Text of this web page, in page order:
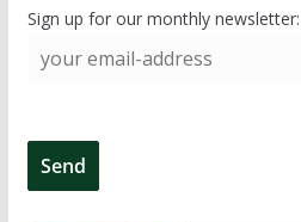
Sign up for our monthly newsletter: